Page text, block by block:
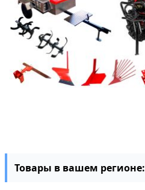
Товары в вашем регионе: